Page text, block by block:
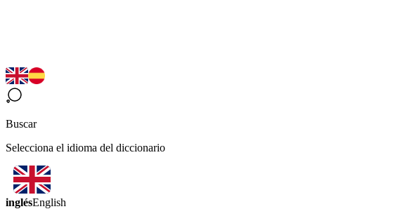
Buscar
Selecciona el idioma del diccionario
inglésEnglish